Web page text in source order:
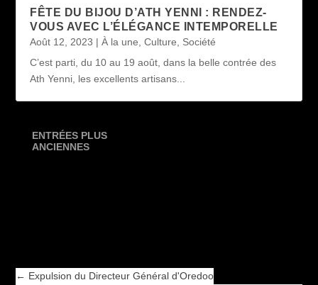
FÊTE DU BIJOU D’ATH YENNI : RENDEZ-
VOUS AVEC L’ÉLÉGANCE INTEMPORELLE
Août 12, 2023 |À la une ,Culture
Société
C’est parti, du 10 au 19 août, dans la belle contrée des
Ath Yenni, les excellents artisans...
ENTRÉES PLUS
ANCIENNES
← Expulsion du Directeur Général d'Oredoo